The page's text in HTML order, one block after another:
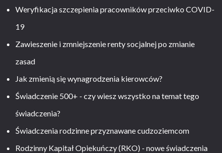
Weryfikacja szczepienia pracowników przeciwko COVID-
19
Zawieszenie i zmniejszenie renty socjalnej po zmianie
zasad
Jak zmienią się wynagrodzenia kierowców?
Świadczenie 500+ - czy wiesz wszystko na temat tego
świadczenia?
Świadczenia rodzinne przyznawane cudzoziemcom
Rodzinny Kapitał Opiekuńczy (RKO) - nowe świadczenia